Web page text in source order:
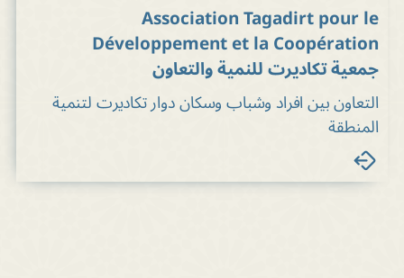
Association Tagadirt pour le
Développement et la Coopération
جمعية تكاديرت للنمية والتعاون
التعاون بين افراد وشباب وسكان دوار تكاديرت لتنمية
المنطقة